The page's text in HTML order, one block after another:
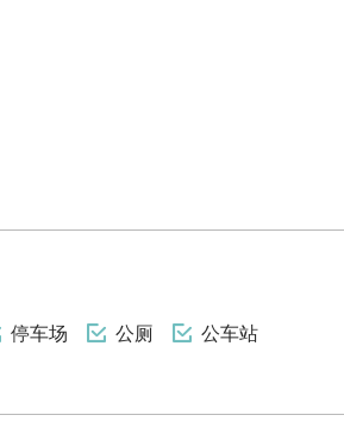
停车场 公厕
公车站